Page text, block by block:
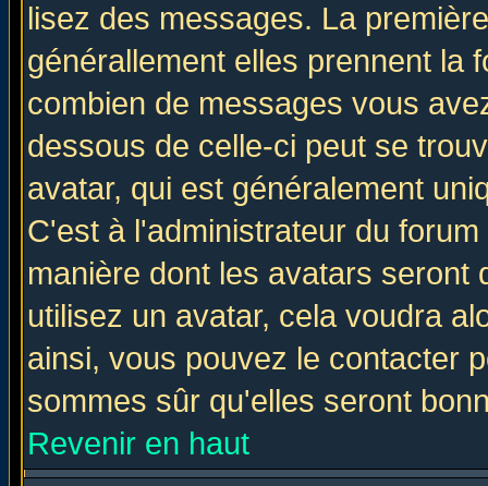
lisez des messages. La
générallement elles prennent la
combien de messages vous
dessous de celle-ci peut se
avatar, qui est généralement
C'est à l'administrateur du
manière dont les avatars seront
utilisez un avatar, cela voudra
ainsi, vous pouvez le contacter
sommes sûr qu'elles seront
Revenir en haut